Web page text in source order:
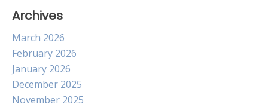
Archives
March 2026
February 2026
January 2026
December 2025
November 2025